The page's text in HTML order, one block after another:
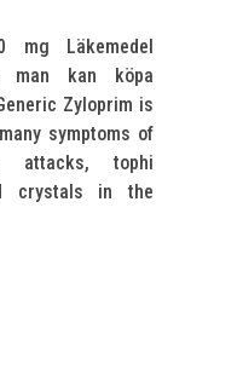
mg Läkemedel
man kan köpa
Zyloprim is
symptoms of
attacks, tophi
crystals in the